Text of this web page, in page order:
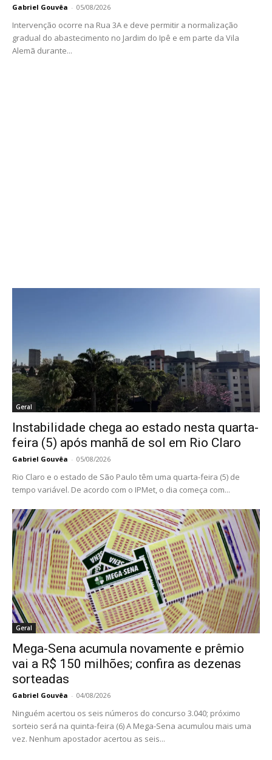
Gabriel Gouvêa - 05/08/2026
Intervenção ocorre na Rua 3A e deve permitir a normalização
gradual do abastecimento no Jardim do Ipê e em parte da Vila
Alemã durante...
Geral
Instabilidade chega ao estado nesta quarta-
feira (5) após manhã de sol em Rio Claro
Gabriel Gouvêa - 05/08/2026
Rio Claro e o estado de São Paulo têm uma quarta-feira (5) de
tempo variável. De acordo com o IPMet, o dia começa com...
Geral
Mega-Sena acumula novamente e prêmio
vai a R$ 150 milhões; confira as dezenas
sorteadas
Gabriel Gouvêa - 04/08/2026
Ninguém acertou os seis números do concurso 3.040; próximo
sorteio será na quinta-feira (6) A Mega-Sena acumulou mais uma
vez. Nenhum apostador acertou as seis...